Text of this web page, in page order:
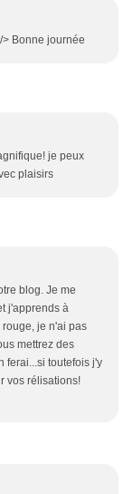
Bonne journée
je peux
plaisirs
blog. Je me
j'apprends à
rouge, je n'ai pas
mettrez des
ferai...si toutefois j'y
vos rélisations!